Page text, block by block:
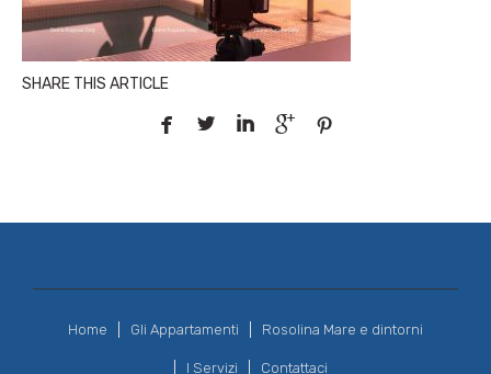
SHARE THIS ARTICLE
    
Home Gli Appartamenti Rosolina Mare e dintorni
I Servizi Contattaci